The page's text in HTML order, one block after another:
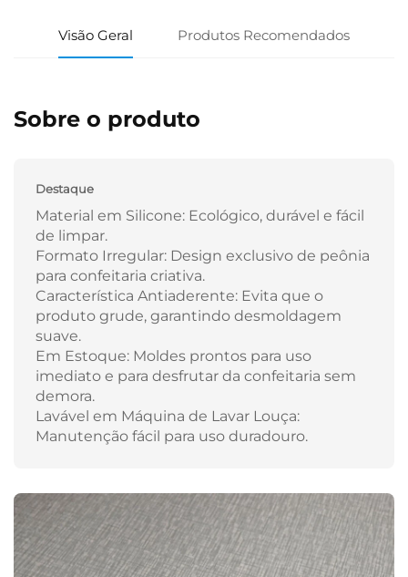
Visão Geral Produtos Recomendados
Sobre o produto
Destaque
Material em Silicone: Ecológico, durável e fácil
de limpar.
Formato Irregular: Design exclusivo de peônia
para confeitaria criativa.
Característica Antiaderente: Evita que o
produto grude, garantindo desmoldagem
suave.
Em Estoque: Moldes prontos para uso
imediato e para desfrutar da confeitaria sem
demora.
Lavável em Máquina de Lavar Louça:
Manutenção fácil para uso duradouro.